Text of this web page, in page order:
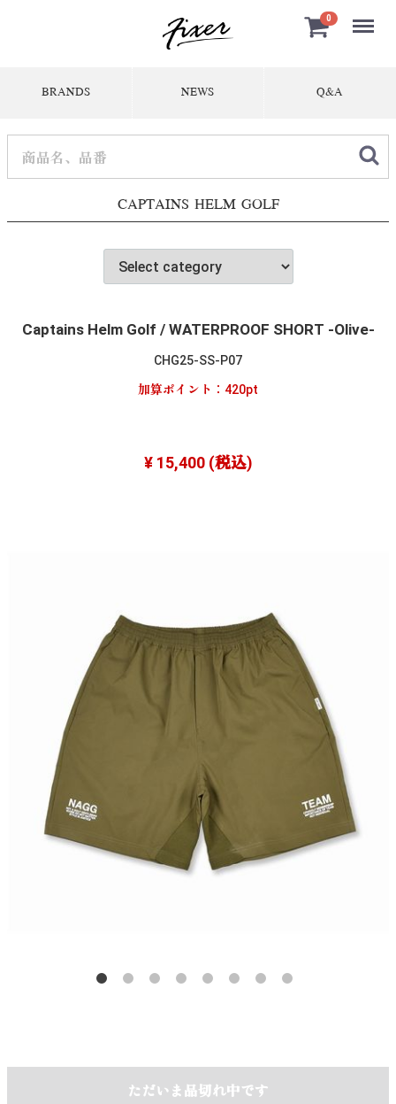
0 Menu
BRANDS NEWS Q&A
CAPTAINS HELM GOLF
Captains Helm Golf / WATERPROOF SHORT -Olive-
CHG25-SS-P07
加算ポイント： 420pt
¥ 15,400(税込)
ただいま品切れ中です